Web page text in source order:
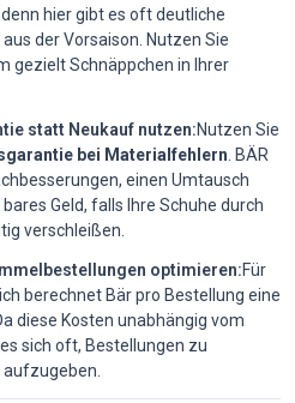
hier gibt es oft deutliche
der Vorsaison. Nutzen Sie
gezielt Schnäppchen in Ihrer
statt Neukauf nutzen:Nutzen Sie
bei Materialfehlern . BÄR
einen Umtausch
Geld, falls Ihre Schuhe durch
verschleißen.
optimieren:Für
berechnet Bär pro Bestellung eine
diese Kosten unabhängig vom
sich oft, Bestellungen zu